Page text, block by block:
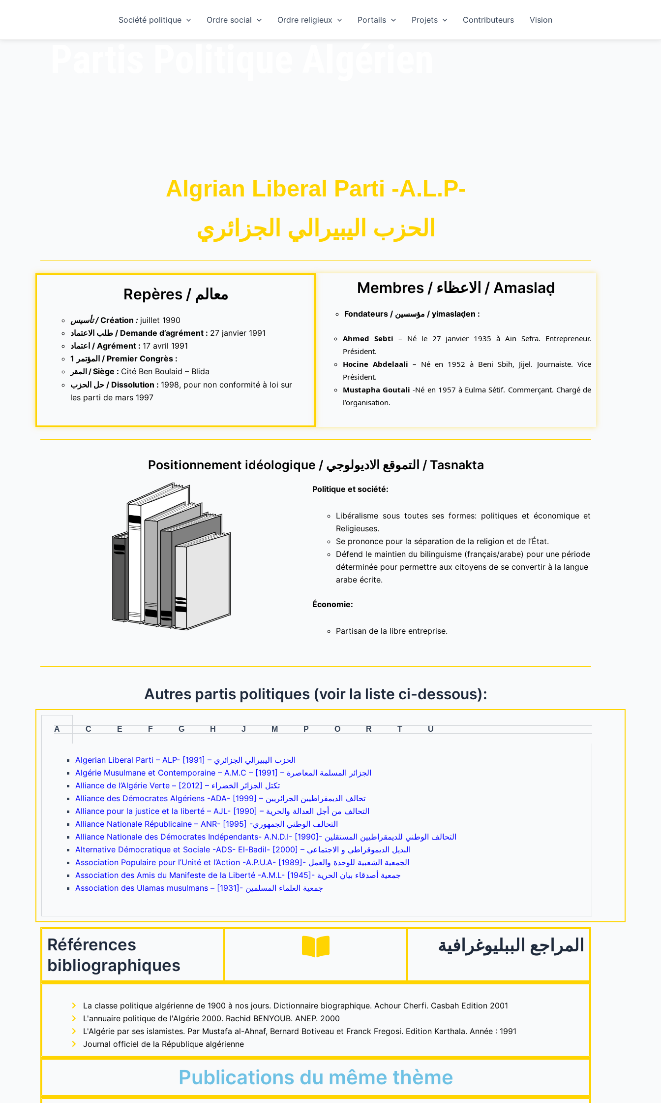
Société politique Ordre social Ordre religieux Portails Projets Contributeurs Vision
Algrian Liberal Parti -A.L.P-
الحزب اليبيرالي الجزائري
Repères / معالم
تأسيس /Création : juillet 1990
طلب الاعتماد / Demande d’agrément : 27 janvier 1991
اعتماد / Agrément : 17 avril 1991
1 المؤتمر / Premier Congrès :
المقر /Siège : Cité Ben Boulaid – Blida
حل الحزب / Dissolution : 1998, pour non conformité à loi sur
les parti de mars 1997
Membres / الاعظاء / Amaslaḍ
Fondateurs / مؤسسين / yimaslaḍen :
Ahmed Sebti – Né le 27 janvier 1935 à Ain Sefra. Entrepreneur.
Président.
Hocine Abdelaali – Né en 1952 à Beni Sbih, Jijel. Journaiste. Vice
Président.
Mustapha Goutali -Né en 1957 à Eulma Sétif. Commerçant. Chargé de
l’organisation.
Positionnement idéologique / التموقع الاديولوجي / Tasnakta
Politique et société:
Libéralisme sous toutes ses formes: politiques et économique et
Religieuses.
Se prononce pour la séparation de la religion et de l’État.
Défend le maintien du bilinguisme (français/arabe) pour une période
déterminée pour permettre aux citoyens de se convertir à la langue
arabe écrite.
Économie:
Partisan de la libre entreprise.
Autres partis politiques (voir la liste ci-dessous):
A C E F G H J M P O R T U
Algerian Liberal Parti – ALP- [1991] – الحزب اليبيرالي الجزائري
Algérie Musulmane et Contemporaine – A.M.C – [1991] – الجزائر المسلمة المعاصرة
Alliance de l’Algérie Verte – [2012] – تكتل الجزائر الخضراء
Alliance des Démocrates Algériens -ADA- [1999] – تحالف الديمقراطيين الجزائريين
Alliance pour la justice et la liberté – AJL- [1990] – التحالف من أجل العدالة والحرية
Alliance Nationale Républicaine – ANR- [1995] -التحالف الوطني الجمهوري
Alliance Nationale des Démocrates Indépendants- A.N.D.I- [1990]- التحالف الوطني للديمقراطيين المستقلين
Alternative Démocratique et Sociale -ADS- El-Badil- [2000] – البديل الديموقراطي و الاجتماعي
Association Populaire pour l’Unité et l’Action -A.P.U.A- [1989]- الجمعية الشعبية للوحدة والعمل
Association des Amis du Manifeste de la Liberté -A.M.L- [1945]- جمعية أصدقاء بيان الحرية
Association des Ulamas musulmans – [1931]- جمعية العلماء المسلمين
Références
bibliographiques
المراجع الببليوغرافية
La classe politique algérienne de 1900 à nos jours. Dictionnaire biographique. Achour Cherfi. Casbah Edition 2001
L'annuaire politique de l'Algérie 2000. Rachid BENYOUB. ANEP. 2000
L'Algérie par ses islamistes. Par Mustafa al-Ahnaf, Bernard Botiveau et Franck Fregosi. Edition Karthala. Année : 1991
Journal officiel de la République algérienne
Publications du même thème